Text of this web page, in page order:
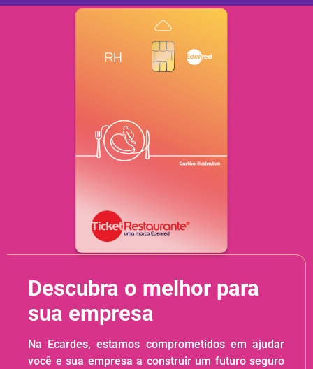
Descubra o melhor para
sua empresa
Na Ecardes, estamos comprometidos em ajudar
você e sua empresa a construir um futuro seguro